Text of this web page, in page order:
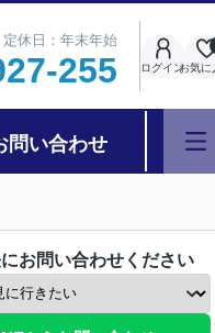
休日：年末年始
255 ログインお気に
問い合わせ
お問い合わせください